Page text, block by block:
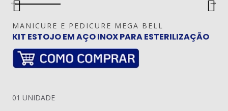
MANICURE E PEDICURE MEGA BELL
KIT ESTOJO EM AÇO INOX PARA ESTERILIZAÇÃO
01 UNIDADE